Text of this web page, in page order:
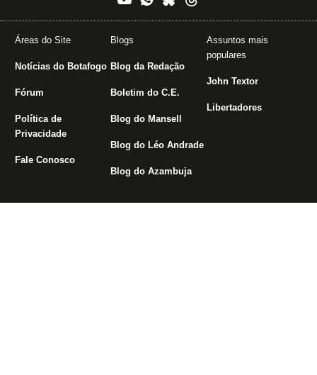
Áreas do Site
Notícias do Botafogo
Fórum
Política de
Privacidade
Fale Conosco
Blogs
Blog da Redação
Boletim do C.E.
Blog do Mansell
Blog do Léo Andrade
Blog do Azambuja
Assuntos mais
populares
John Textor
Libertadores